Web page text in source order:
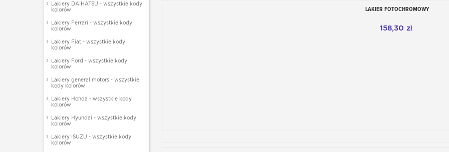
Lakiery DAIHATSU - wszystkie kody
kolorów
Lakiery Ferrari - wszystkie kody
kolorów
Lakiery Fiat - wszystkie kody
kolorów
Lakiery Ford - wszystkie kody
kolorów
Lakiery general motors - wszystkie
kody kolorów
Lakiery Honda - wszystkie kody
kolorów
Lakiery Hyundai - wszystkie kody
kolorów
Lakiery ISUZU - wszystkie kody
kolorów
Dodaj do koszyka
LAKIER FOTOCHROMOWY
158,30 zł